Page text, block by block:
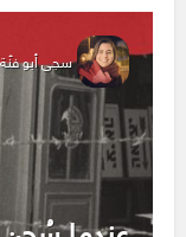
سجى أبو فنّة